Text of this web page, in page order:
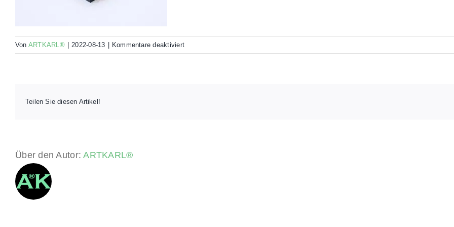
Von ARTKARL® 2022-08-13 Kommentare deaktiviertfür
Alu_schwarz_2
Teilen Sie diesen Artikel!
Über den Autor:ARTKARL®